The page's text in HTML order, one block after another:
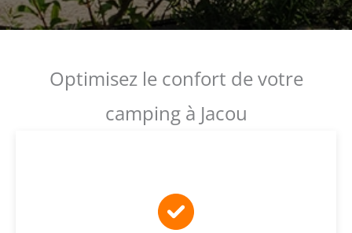
Optimisez le confort de votre
camping à Jacou